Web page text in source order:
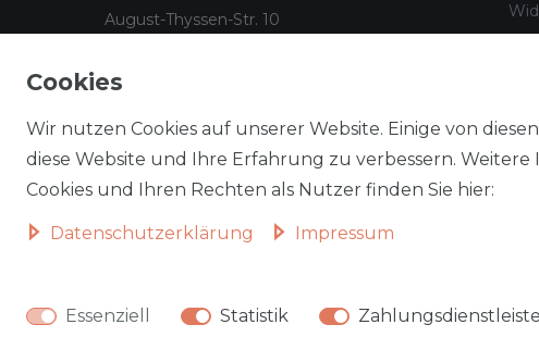
August-Thyssen-Str. 10
☎
Cookies
Wir nutzen Cookies auf unserer Website. Einige von
diese Website und Ihre Erfahrung zu verbessern.
Cookies und Ihren Rechten als Nutzer finden Sie hier:
Daten­schutz­erklärung Impressum
Essenziell Statistik